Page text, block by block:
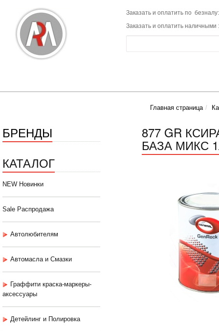
Заказать и оплатить по
Заказать и оплатить наличными
Главная страница
БРЕНДЫ
КАТАЛОГ
NEW Новинки
Sale Распродажа
Автолюбителям
Автомасла и Смазки
Граффити краска-маркеры-
аксессуары
Детейлинг и Полировка
877 GR
БАЗА МИКС